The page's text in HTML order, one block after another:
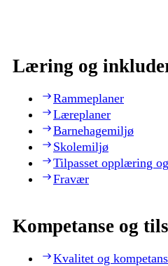
Læring og
Rammeplaner
Læreplaner
Barnehagemiljø
Skolemiljø
Tilpasset opplæring
Fravær
Kompetanse og
Kvalitet og